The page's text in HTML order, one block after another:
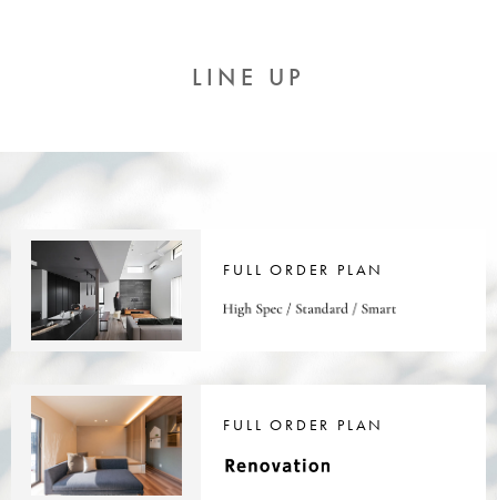
LINE UP
FULL ORDER PLAN
FULL ORDER PLAN